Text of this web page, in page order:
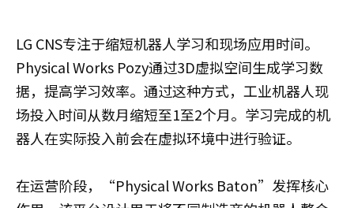
LG CNS专注于缩短机器人学习和现场应用时间。
Physical Works Pozy通过3D虚拟空间生成学习数
据，提高学习效率。通过这种方式，工业机器人现
场投入时间从数月缩短至1至2个月。学习完成的机
器人在实际投入前会在虚拟环境中进行验证。
在运营阶段，“Physical Works Baton”发挥核心